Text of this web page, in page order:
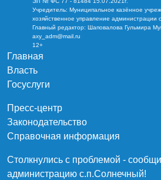
Учредитель: Муниципальное казённое
хозяйственное управление администрации
Главный редактор: Шаповалова Гульмира
axy_adm@mail.ru
12+
Главная
Власть
Госуслуги
Пресс-центр
Законодательство
Справочная информация
Столкнулись с проблемой -
администрацию c.п.Солнечный!